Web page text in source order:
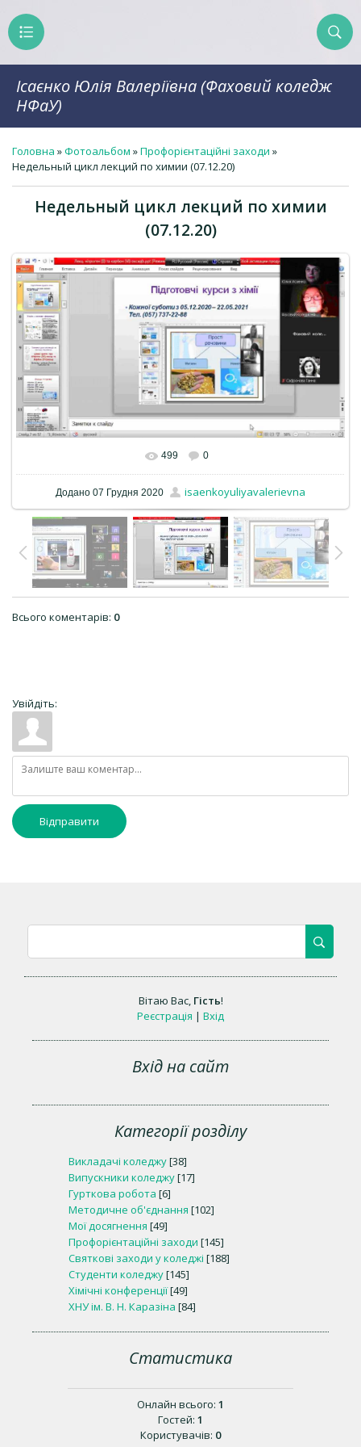
Ісаєнко Юлія Валеріївна (Фаховий коледж
НФаУ)
Головна »Фотоальбом »Профорієнтаційні заходи »
Недельный цикл лекций по химии (07.12.20)
Недельный цикл лекций по химии
(07.12.20)
499 0
Додано 07 Грудня 2020 isaenkoyuliyavalerievna
Всього коментарів: 0
Увійдіть:
Відправити
Вітаю Вас, Гість!
Реєстрація | Вхід
Вхід на сайт
Категорії розділу
Викладачі коледжу[38]
Випускники коледжу[17]
Гурткова робота [6]
Методичне об'єднання [102]
Мої досягнення [49]
Профорієнтаційні заходи [145]
Святкові заходи у коледжі [188]
Студенти коледжу[145]
Хімічні конференції[49]
ХНУ ім. В. Н. Каразіна [84]
Статистика
Онлайн всього: 1
Гостей: 1
Користувачів: 0